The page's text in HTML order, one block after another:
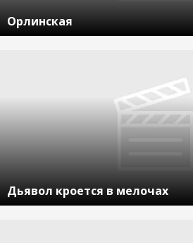
Орлинская
Дьявол кроется в мелочах